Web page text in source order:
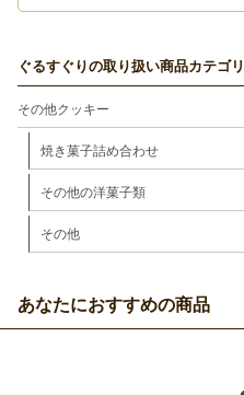
ぐるすぐりの取り扱い商品カテゴリ
その他クッキー
焼き菓子詰め合わせ
その他の洋菓子類
その他
あなたにおすすめの商品